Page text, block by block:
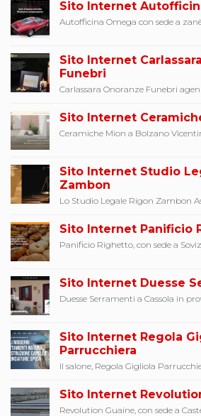
Sito Internet
Autofficina Omega con sede a zanè
Sito Internet
Funebri
Carlassara Onoranze Funebri
Sito Internet
Ceramiche Mion a Bolzano
Sito Internet Studio
Zambon
Lo Studio Legale Rigon Zambon
Sito Internet Panificio
Panificio Righetto, con sede a
Sito Internet Duesse
Duesse Serramenti a Cassola in
Sito Internet Regola
Parrucchiera
Il salone, Regola Gigliola
Sito Internet
Revolution Guaine, con sede a